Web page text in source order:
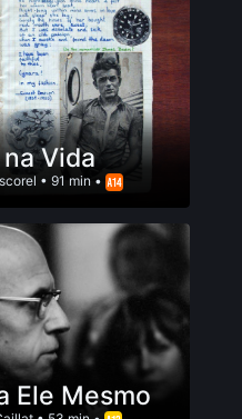
Vida
• 91 min •
Ele Mesmo